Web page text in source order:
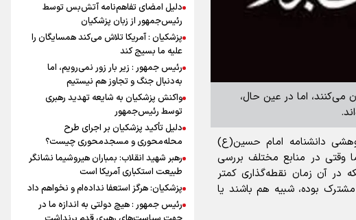
مشهور شهدای کربلا را ۷۲ نفر عنوان می‌کنند، اما در عین حال،
دانشنامه امام حسین(ع)
شهدای کربلا 72 نفر است اما وقتی در منابع مختلف بررسی
در آن زمان نقطه‌گذاری کمتر
بوده، شبیه هم باشند یا
دلیل امضای تفاهم‌نامه آتش‌بس توسط
رئیس‌جمهور از زبان پزشکیان
پزشکیان : آمریکا تلاش می‌کند همسایگان را
علیه ما بسیج کند
رئیس جمهور : زیر بار زور نمی‌رویم، اما
به‌دنبال جنگ و تجاوز هم نیستیم
واکنش پزشکیان به شایعه تهدید رهبری
توسط رئیس‌جمهور
دلیل تأکید پزشکیان بر اجرای طرح
محله‌محوری و مسجدمحوری چیست؟
رهبر شهید انقلاب: بمباران هیروشیما نشانگر
طبیعت استکباری آمریکا است
پزشکیان: هرگز استعفا نداده‌ام و نخواهم داد
رئیس جمهور : هیچ دولتی به اندازه ما در